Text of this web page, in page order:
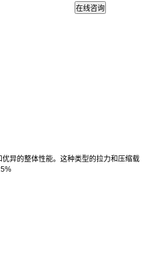
异的整体性能。这种类型的拉力和压缩载